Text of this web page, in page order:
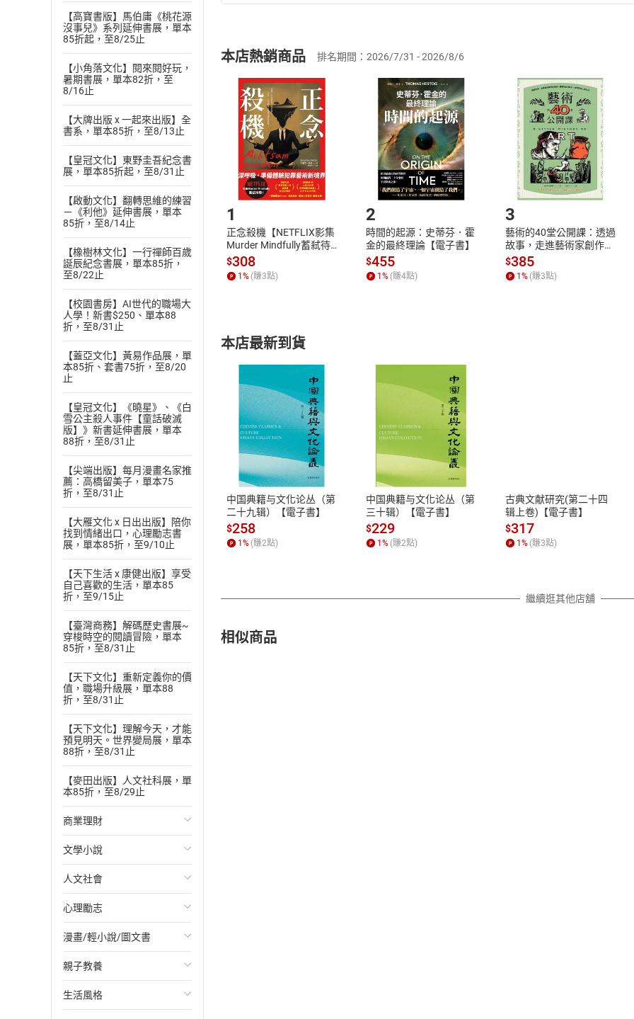
【高寶書版】馬伯庸《桃花源
沒事兒》系列延伸書展，單本
85折起，至8/25止
【小角落文化】閱來閱好玩，
暑期書展，單本82折，至
8/16止
【大牌出版 x 一起來出版】全
書系，單本85折，至8/13止
【皇冠文化】東野圭吾紀念書
展，單本85折起，至8/31止
【啟動文化】翻轉思維的練習
－《利他》延伸書展，單本
85折，至8/14止
【橡樹林文化】一行禪師百歲
誕辰紀念書展，單本85折，
至8/22止
【校園書房】AI世代的職場大
人學！新書$250、單本88
折，至8/31止
【蓋亞文化】黃易作品展，單
本85折、套書75折，至8/20
止
【皇冠文化】《曉星》、《白
雪公主殺人事件【童話破滅
版】》新書延伸書展，單本
88折，至8/31止
【尖端出版】每月漫畫名家推
薦：高橋留美子，單本75
折，至8/31止
【大雁文化 x 日出出版】陪你
找到情緒出口，心理勵志書
展，單本85折，至9/10止
【天下生活 x 康健出版】享受
自己喜歡的生活，單本85
折，至9/15止
【臺灣商務】解碼歷史書展~
穿梭時空的閱讀冒險，單本
85折，至8/31止
【天下文化】重新定義你的價
值，職場升級展，單本88
折，至8/31止
【天下文化】理解今天，才能
預見明天。世界變局展，單本
88折，至8/31止
【麥田出版】人文社科展，單
本85折，至8/29止
商業理財
投資理財
經濟/趨勢
財務/金融
管理/領導
職場工作術
成功法
文學小說
歐美文學
日本文學
韓國文學
華文文學
經典文學
人文社會
國際關係
政治
社會科學
台灣/中國歷史
心理勵志
心靈成長/情緒
人際關係
兩性關係
漫畫/輕小說/圖文書
輕小說
奇幻/科幻
親子教養
教育現場
生活風格
(一)依消費者保護法第19條第1項後段暨通訊交易解除權合理例外情事適用
(二)消費者訂購本店鋪之商品即代表知悉本店鋪所銷售之商品為電子書，屬
且已下載/存取電子書，不得請求退貨退款。
退貨方式：您欲取消訂單或辦理退貨時，請登入樂天市場，並於「我的訂單」
貨」，本店鋪將依您的申請進行審核，待審核通過後將為您辦理退款事宜。
請注意，樂天市場須以整筆訂單為單位進行取消/退貨，恕無法以單支商品取消
挑選商品
Choose
放入購物車
Shopping cart
登入帳號
Login
購書後，如何開始使用？
Step1.選擇閱讀載具 Step2.登入
付款方式
ATM轉帳、信用卡、LINE PAY、AFTEE
之權利，遽消費者保護法及通訊交
除權合理例外情事適用準則，依商
質各有不同規定。詳細退換貨說明
照各商品說明。
本店熱銷商品 排名期間：2026/7/31 - 2026/8/6
1
正念殺機【NETFLIX影集
Murder Mindfully蓄弒待
發】【電子書】
$308
1 % (賺3點)
2
時間的起源：史蒂芬．霍
金的最終理論【電子書】
$455
1 % (賺4點)
3
藝術的40堂公開課：透過
故事，走進藝術家創作現
場，看藝術如何誕生、如
何形塑人類生活【電子
書】
$385
1 % (賺3點)
本店最新到貨
中国典籍与文化论丛（第
二十九辑）【電子書】
$258
1 % (賺2點)
中国典籍与文化论丛（第
三十辑）【電子書】
$229
1 % (賺2點)
古典文献研究(第二十四
辑上卷)【電子書】
$317
1 % (賺3點)
繼續逛其他店舖
相似商品